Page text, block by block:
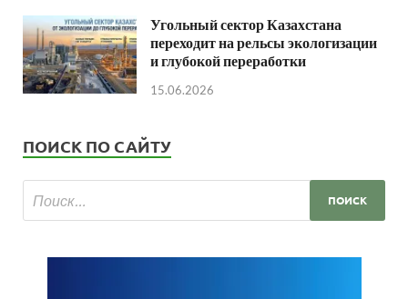
Угольный сектор Казахстана
переходит на рельсы экологизации
и глубокой переработки
15.06.2026
ПОИСК ПО САЙТУ